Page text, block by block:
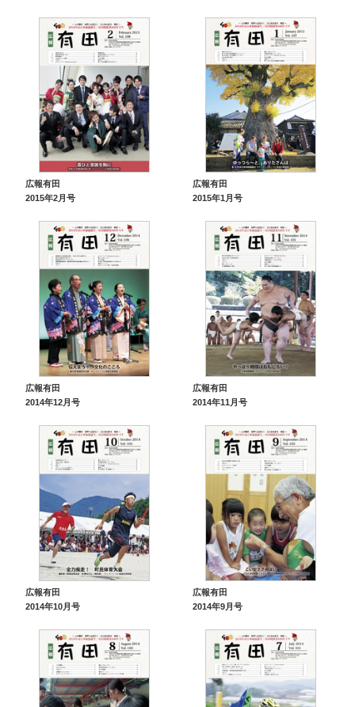
広報有田
2015年2月号
広報有田
2015年1月号
広報有田
2014年12月号
広報有田
2014年11月号
広報有田
2014年10月号
広報有田
2014年9月号